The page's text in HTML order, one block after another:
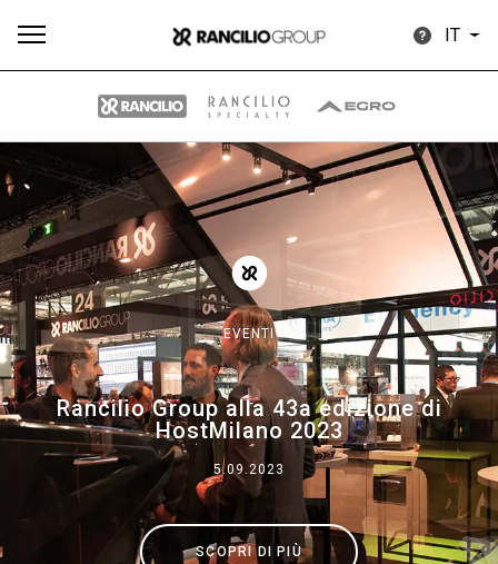
IT
EVENTI
Rancilio Group alla 43a edizione di
HostMilano 2023
5.09.2023
SCOPRI DI PIÙ
Tutti Prodotti News Altro
Brand
Il gruppo
News